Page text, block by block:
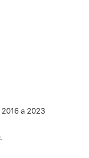
2016 a 2023